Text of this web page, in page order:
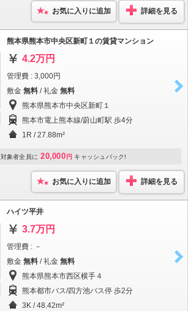
お気に入りに追加 詳細を見る
熊本県熊本市中央区新町１の賃貸マンション
4.2万円
管理費 : 3,000円
敷金 無料 / 礼金 無料
熊本県熊本市中央区新町１
熊本市電上熊本線/蔚山町駅 歩4分
1R / 27.88m²
対象者全員に 20,000 円 キャッシュバック!
お気に入りに追加 詳細を見る
ハイツ平井
3.7万円
管理費 : －
敷金 無料 / 礼金 無料
熊本県熊本市西区横手４
熊本都市バス/四方池バス停 歩2分
3K / 48.42m²